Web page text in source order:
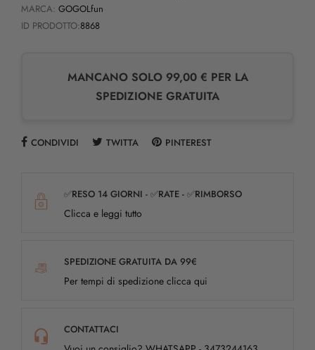
MARCA: GOGOLfun
ID PRODOTTO:8868
MANCANO SOLO 99,00 € PER LA
SPEDIZIONE GRATUITA
CONDIVIDI TWITTA PINTEREST
✅RESO 14 GIORNI - ✅RATE - ✅RIMBORSO
Clicca e leggi tutto
SPEDIZIONE GRATUITA DA 99€
Per tempi di spedizione clicca qui
CONTATTACI